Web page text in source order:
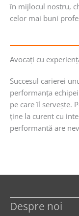
în mijlocul nostru,
celor mai buni
Avocaţi cu
Succesul carierei
performanţa
pe care îl serveşte.
ţine la curent cu
performantă are
Despre noi